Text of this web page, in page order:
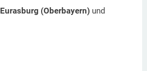
Eurasburg (Oberbayern) und